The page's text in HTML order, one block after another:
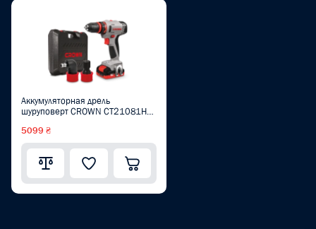
Аккумуляторная дрель
шуруповерт CROWN CT21081HQ-
5099 ₴